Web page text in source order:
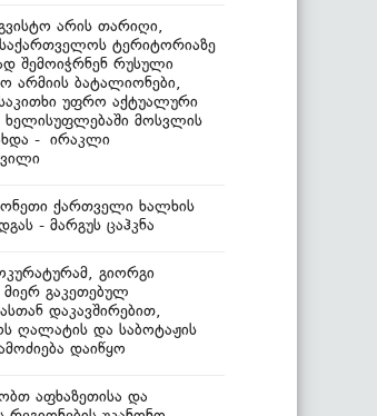
არის თარიღი,
ტერიტორიაზე
შემოიჭრნენ რუსული
არმიის ბატალიონები,
უფრო აქტუალური
ხელისუფლებაში მოსვლის
- ირაკლი
ქართველი ხალხის
- მარგუს ცაჰკნა
გიორგი
მიერ გაკეთებულ
დაკავშირებით,
ღალატის და საბოტაჟის
დაიწყო
აფხაზეთისა და